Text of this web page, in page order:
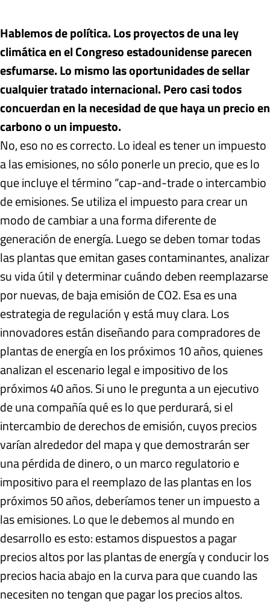
Hablemos de política. Los proyectos de una ley
climática en el Congreso estadounidense parecen
esfumarse. Lo mismo las oportunidades de sellar
cualquier tratado internacional. Pero casi todos
concuerdan en la necesidad de que haya un precio en
carbono o un impuesto.
No, eso no es correcto. Lo ideal es tener un impuesto
a las emisiones, no sólo ponerle un precio, que es lo
que incluye el término “cap-and-trade o intercambio
de emisiones. Se utiliza el impuesto para crear un
modo de cambiar a una forma diferente de
generación de energía. Luego se deben tomar todas
las plantas que emitan gases contaminantes, analizar
su vida útil y determinar cuándo deben reemplazarse
por nuevas, de baja emisión de CO2. Esa es una
estrategia de regulación y está muy clara. Los
innovadores están diseñando para compradores de
plantas de energía en los próximos 10 años, quienes
analizan el escenario legal e impositivo de los
próximos 40 años. Si uno le pregunta a un ejecutivo
de una compañía qué es lo que perdurará, si el
intercambio de derechos de emisión, cuyos precios
varían alrededor del mapa y que demostrarán ser
una pérdida de dinero, o un marco regulatorio e
impositivo para el reemplazo de las plantas en los
próximos 50 años, deberíamos tener un impuesto a
las emisiones. Lo que le debemos al mundo en
desarrollo es esto: estamos dispuestos a pagar
precios altos por las plantas de energía y conducir los
precios hacia abajo en la curva para que cuando las
necesiten no tengan que pagar los precios altos.